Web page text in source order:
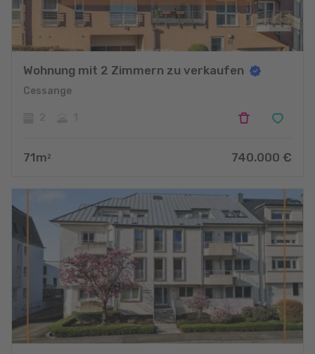
Wohnung mit 2 Zimmern zu verkaufen
Cessange
71m 2 740.000 €